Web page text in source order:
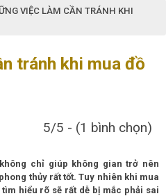
VIỆC LÀM CẦN TRÁNH KHI
tránh khi mua đồ
5/5 - (1 bình chọn)
chỉ giúp không gian trở nên
thủy rất tốt. Tuy nhiên khi mua
hiểu rõ sẽ rất dễ bị mắc phải sai